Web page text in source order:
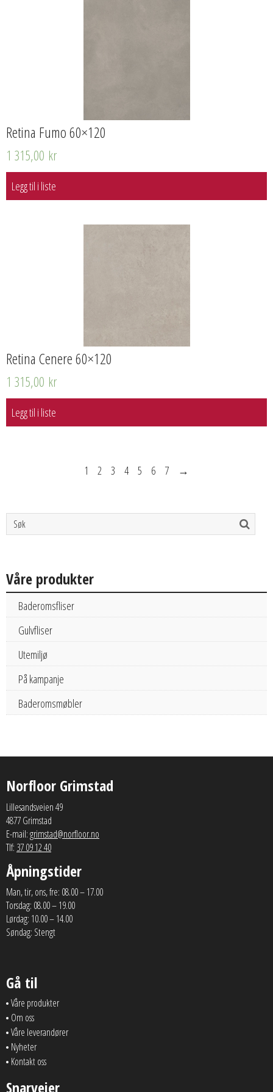
Retina Fumo 60×120
1 315,00 kr
Legg til i liste
Retina Cenere 60×120
1 315,00 kr
Legg til i liste
1 2 3 4 5 6 7 →
Våre produkter
Baderomsfliser
Gulvfliser
Utemiljø
På kampanje
Baderomsmøbler
Norfloor Grimstad
Lillesandsveien 49
4877 Grimstad
E-mail:grimstad@norfloor.no
Tlf: 37 09 12 40
Åpningstider
Man, tir, ons, fre: 08.00 – 17.00
Torsdag: 08.00 – 19.00
Lørdag: 10.00 – 14.00
Søndag: Stengt
Gå til
Våre produkter
Om oss
Våre leverandører
Nyheter
Kontakt oss
Snarveier